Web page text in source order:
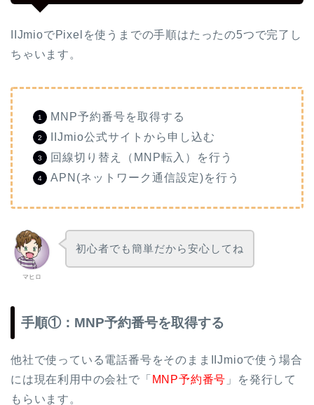
IIJmioでPixelを使うまでの手順はたったの5つで完了し
ちゃいます。
MNP予約番号を取得する
IIJmio公式サイトから申し込む
回線切り替え（MNP転入）を行う
APN(ネットワーク通信設定)を行う
マヒロ
初心者でも簡単だから安心してね
手順①：MNP予約番号を取得する
他社で使っている電話番号をそのままIIJmioで使う場合
には現在利用中の会社で「 MNP予約番号 」を発行して
もらいます。